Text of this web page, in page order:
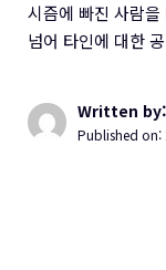
시즘에 빠진 사람
넘어 타인에 대한
Written by:
Published on: